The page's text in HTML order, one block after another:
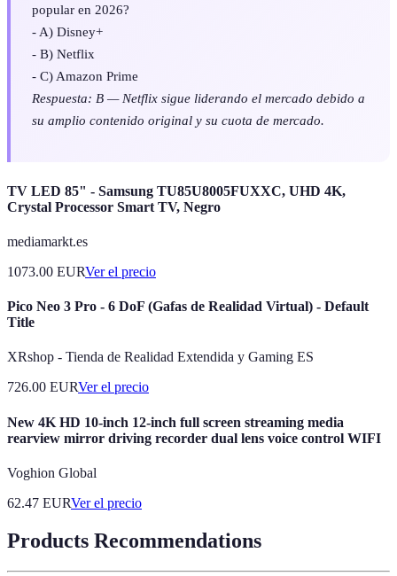
popular en 2026?
- A) Disney+
- B) Netflix
- C) Amazon Prime
Respuesta: B — Netflix sigue liderando el mercado debido a
su amplio contenido original y su cuota de mercado.
TV LED 85" - Samsung TU85U8005FUXXC, UHD 4K,
Crystal Processor Smart TV, Negro
mediamarkt.es
1073.00 EURVer el precio
Pico Neo 3 Pro - 6 DoF (Gafas de Realidad Virtual) - Default
Title
XRshop - Tienda de Realidad Extendida y Gaming ES
726.00 EURVer el precio
New 4K HD 10-inch 12-inch full screen streaming media
rearview mirror driving recorder dual lens voice control WIFI
Voghion Global
62.47 EURVer el precio
Products Recommendations